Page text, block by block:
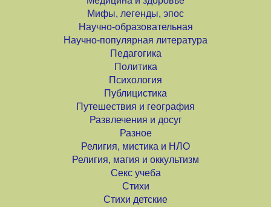
Мифы, легенды, эпос
Научно-образовательная
Научно-популярная литература
Педагогика
Политика
Психология
Публицистика
Путешествия и география
Развлечения и досуг
Разное
Религия, мистика и НЛО
Религия, магия и оккультизм
Секс учеба
Стихи
Стихи детские